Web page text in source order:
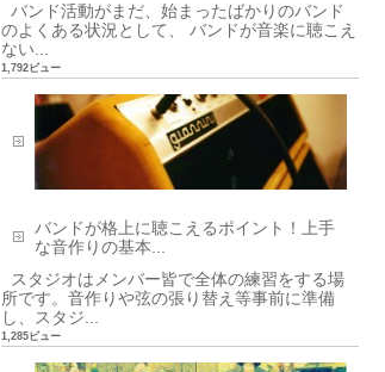
バンド活動がまだ、始まったばかりのバンド
のよくある状況として、 バンドが音楽に聴こえ
ない...
1,792ビュー
バンドが格上に聴こえるポイント！上手
な音作りの基本...
スタジオはメンバー皆で全体の練習をする場
所です。音作りや弦の張り替え等事前に準備
し、スタジ...
1,285ビュー